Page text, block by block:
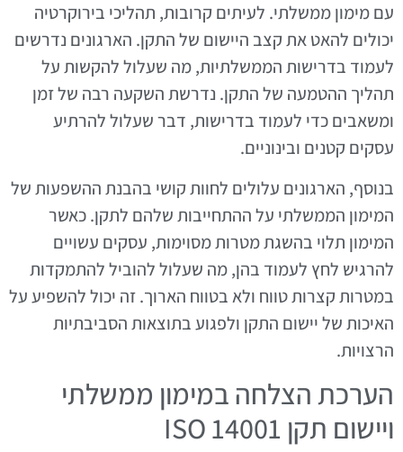
עם מימון ממשלתי. לעיתים קרובות, תהליכי בירוקרטיה
יכולים להאט את קצב היישום של התקן. הארגונים נדרשים
לעמוד בדרישות הממשלתיות, מה שעלול להקשות על
תהליך ההטמעה של התקן. נדרשת השקעה רבה של זמן
ומשאבים כדי לעמוד בדרישות, דבר שעלול להרתיע
עסקים קטנים ובינוניים.
בנוסף, הארגונים עלולים לחוות קושי בהבנת ההשפעות של
המימון הממשלתי על ההתחייבות שלהם לתקן. כאשר
המימון תלוי בהשגת מטרות מסוימות, עסקים עשויים
להרגיש לחץ לעמוד בהן, מה שעלול להוביל להתמקדות
במטרות קצרות טווח ולא בטווח הארוך. זה יכול להשפיע על
האיכות של יישום התקן ולפגוע בתוצאות הסביבתיות
הרצויות.
הערכת הצלחה במימון ממשלתי
ויישום תקן ISO 14001